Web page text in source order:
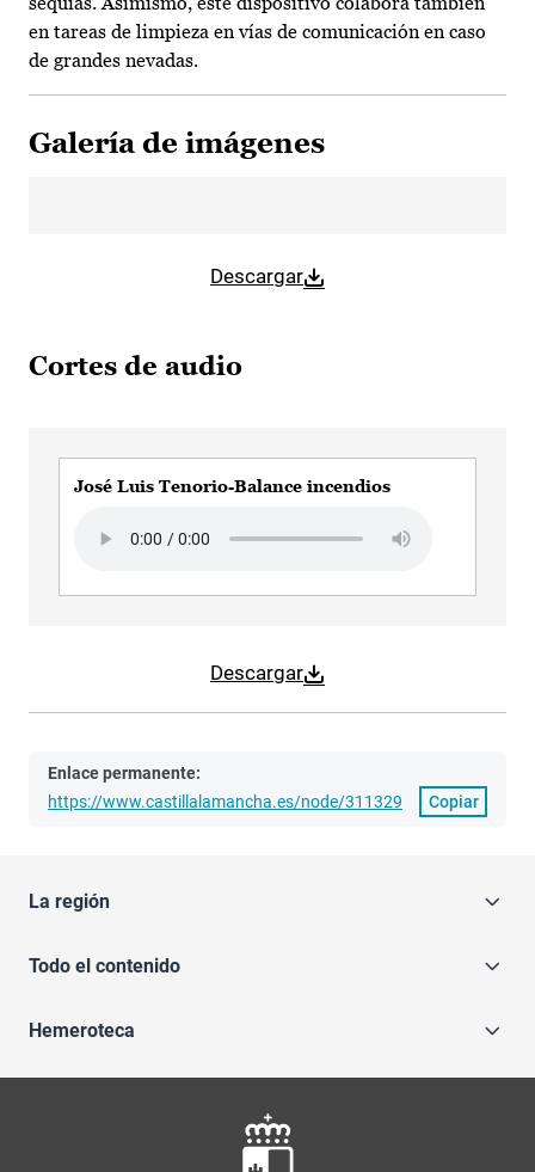
en tareas de limpieza en vías de comunicación en caso
de grandes nevadas.
Galería de imágenes
Descargar
Cortes de audio
Descargar
José Luis Tenorio-Balance incendios
Enlace permanente:
https://www.castillalamancha.es/node/311329
Copiar
La región
Todo el contenido
Hemeroteca